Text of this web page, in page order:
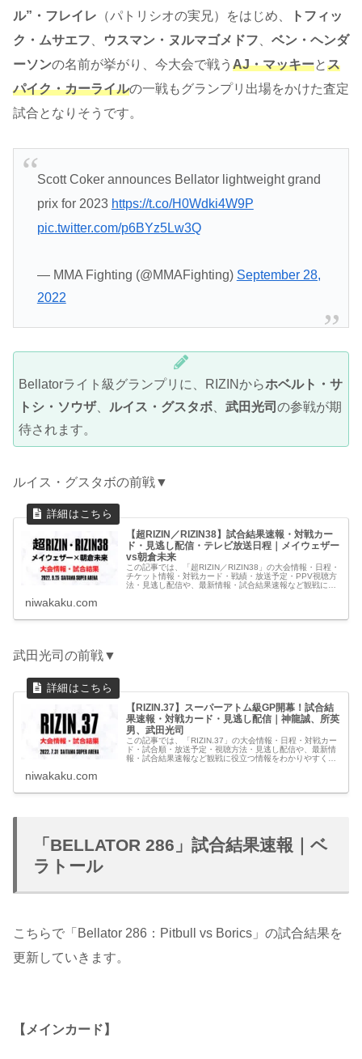
ル”・フレイレ （パトリシオの実兄）をはじめ、
トフィッ
ク・ムサエフ
ウスマン・ヌルマゴメドフ
ベン・ヘンダ
ーソンの名前が挙がり、今大会で戦う AJ・マッキーとス
パイク・カーライルの一戦もグランプリ出場をかけた査定
試合となりそうです。
Scott Coker announces Bellator lightweight grand
prix for 2023 https://t.co/H0Wdki4W9P
pic.twitter.com/p6BYz5Lw3Q
— MMA Fighting (@MMAFighting) September 28,
2022
Bellatorライト級グランプリに、RIZINからホベルト・サ
トシ・ソウザ、 ルイス・グスタボ 武田光司 の参戦が期
待されます。
ルイス・グスタボの前戦▼
【超RIZIN／RIZIN38】試合結果速報・対戦カー
ド・見逃し配信・テレビ放送日程｜メイウェザー
vs朝倉未来
この記事では、「超RIZIN／RIZIN38」の大会情報・日程・
チケット情報・対戦カード・戦績・放送予定・PPV視聴方
法・見逃し配信や、最新情報・試合結果速報など観戦に役
niwakaku.com
武田光司の前戦▼
【RIZIN.37】スーパーアトム級GP開幕！試合結
果速報・対戦カード・見逃し配信｜神龍誠、所英
男、武田光司
この記事では、「RIZIN.37」の大会情報・日程・対戦カー
ド・試合順・放送予定・視聴方法・見逃し配信や、最新情
報・試合結果速報など観戦に役立つ情報をわかりやすくま
niwakaku.com
「BELLATOR 286」試合結果速報｜ベ
ラトール
こちらで「Bellator 286：Pitbull vs Borics」の試合結果を
更新していきます。
【メインカード】